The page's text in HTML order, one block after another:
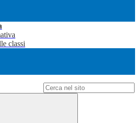
classi